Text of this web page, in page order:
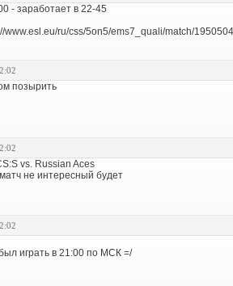
- заработает в 22-45
www.esl.eu/ru/css/5on5/ems7_quali/match/
позырить
vs. Russian Aces
не интересный будет
играть в 21:00 по МСК =/